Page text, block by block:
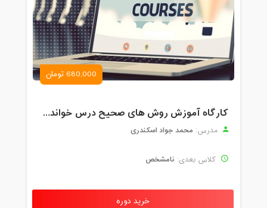
680,000 تومان
کارگاه آموزش روش های صحیح درس خواندن همراه با یادگیری بدون فراموشی
مدرس: محمد جواد اسکندری
کلاس بعدی: نامشخص
خرید دوره